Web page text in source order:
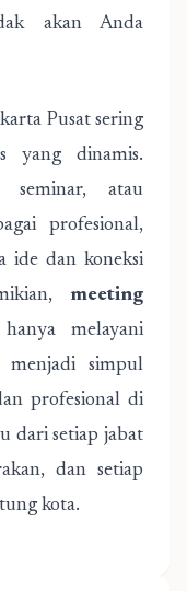
akan Anda
Pusat sering
yang dinamis.
seminar, atau
profesional,
ide dan koneksi
meeting
melayani
menjadi simpul
profesional di
dari setiap jabat
dan setiap
kota.